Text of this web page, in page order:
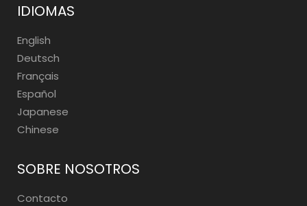
IDIOMAS
English
Deutsch
Français
Español
Japanese
Chinese
SOBRE NOSOTROS
Contacto